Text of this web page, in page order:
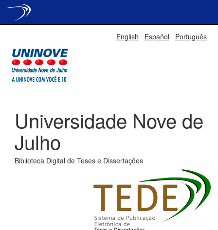
English Español Português
Universidade Nove de
Julho
Biblioteca Digital de Teses e Dissertações